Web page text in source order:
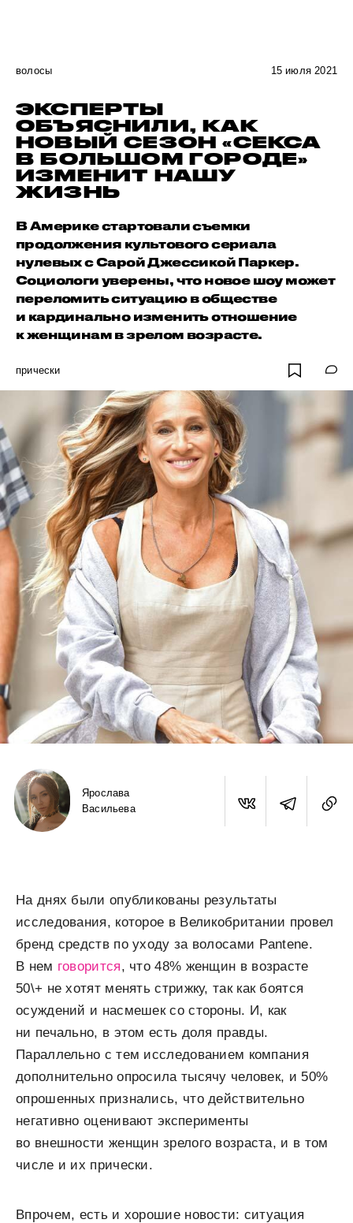
волосы 15 июля 2021
ЭКСПЕРТЫ
ОБЪЯСНИЛИ, КАК
НОВЫЙ СЕЗОН «СЕКСА
В БОЛЬШОМ ГОРОДЕ»
ИЗМЕНИТ НАШУ
ЖИЗНЬ
В Америке стартовали съемки
продолжения культового сериала
нулевых с Сарой Джессикой Паркер.
Социологи уверены, что новое шоу может
переломить ситуацию в обществе
и кардинально изменить отношение
к женщинам в зрелом возрасте.
прически
Ярослава
Васильева
На днях были опубликованы результаты
исследования, которое в Великобритании провел
бренд средств по уходу за волосами Pantene.
В нем говорится, что 48% женщин в возрасте
50\+ не хотят менять стрижку, так как боятся
осуждений и насмешек со стороны. И, как
ни печально, в этом есть доля правды.
Параллельно с тем исследованием компания
дополнительно опросила тысячу человек, и 50%
опрошенных признались, что действительно
негативно оценивают эксперименты
во внешности женщин зрелого возраста, и в том
числе и их прически.
Впрочем, есть и хорошие новости: ситуация